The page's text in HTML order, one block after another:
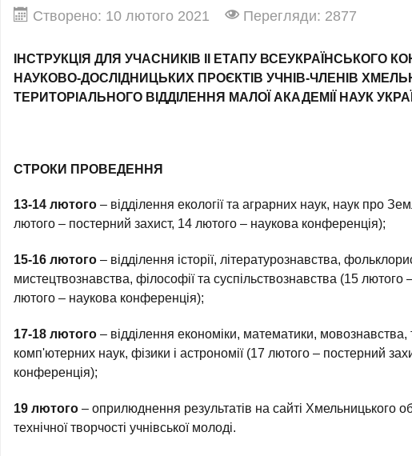
Створено: 10 лютого 2021 Перегляди: 2877
ІНСТРУКЦІЯ ДЛЯ УЧАСНИКІВ ІІ ЕТАПУ ВСЕУКРАЇНСЬКОГО
НАУКОВО-ДОСЛІДНИЦЬКИХ ПРОЄКТІВ УЧНІВ-ЧЛЕНІВ
ТЕРИТОРІАЛЬНОГО ВІДДІЛЕННЯ МАЛОЇ АКАДЕМІЇ НАУК
СТРОКИ ПРОВЕДЕННЯ
13-14 лютого – відділення екології та аграрних наук, наук про
лютого – постерний захист, 14 лютого – наукова конференція);
15-16 лютого – відділення історії, літературознавства,
мистецтвознавства, філософії та суспільствознавства (15 лютого
лютого – наукова конференція);
17-18 лютого – відділення економіки, математики, мовознавства,
комп'ютерних наук, фізики і астрономії (17 лютого – постерний
конференція);
19 лютого – оприлюднення результатів на сайті Хмельницького
технічної творчості учнівської молоді.